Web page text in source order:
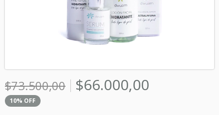
$73.500,00 $66.000,00
10% OFF